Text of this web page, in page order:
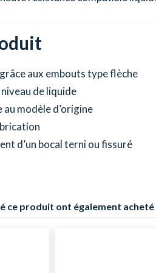
aux embouts type flèche
de liquide
modèle d’origine
d’un bocal terni ou fissuré
ce produit ont également acheté